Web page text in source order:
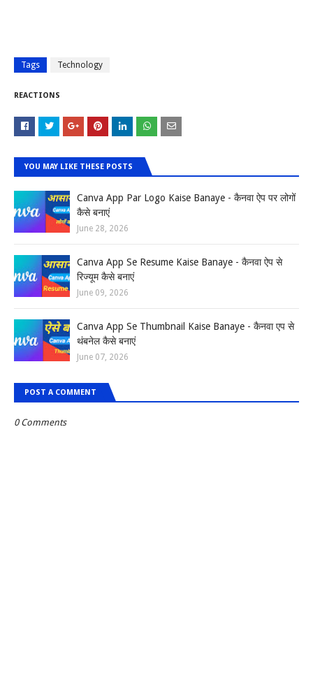
Tags Technology
REACTIONS
YOU MAY LIKE THESE POSTS
Canva App Par Logo Kaise Banaye - कैनवा ऐप पर लोगों
कैसे बनाएं
June 28, 2026
Canva App Se Resume Kaise Banaye - कैनवा ऐप से
रिज्यूम कैसे बनाएं
June 09, 2026
Canva App Se Thumbnail Kaise Banaye - कैनवा एप से
थंबनेल कैसे बनाएं
June 07, 2026
POST A COMMENT
0 Comments